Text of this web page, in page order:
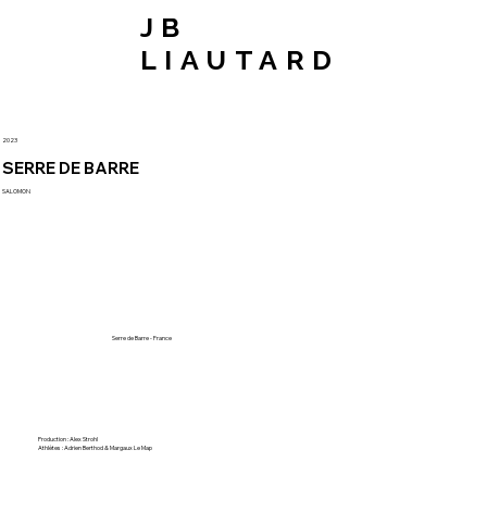
JB
LIAUTARD
SALOMON
SERRE DE BARRE
2023
Serre de Barre - France
Production : Alex Strohl
Athlètes : Adrien Berthod & Margaux Le Map